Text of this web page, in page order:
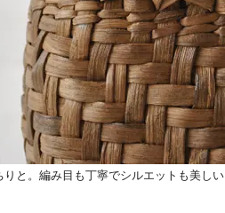
と。編み目も丁寧でシルエットも美しい